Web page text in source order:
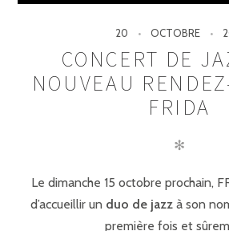
20 OCTOBRE
CONCERT DE
NOUVEAU
FRIDA
✻
Le dimanche 15 octobre prochain,
d’accueillir un duo de jazzà son
première fois et